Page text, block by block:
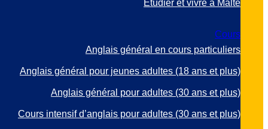
Étudier et vivre à Malte
Cours
Anglais général en cours particuliers
Anglais général pour jeunes adultes (18 ans et plus)
Anglais général pour adultes (30 ans et plus)
Cours intensif d’anglais pour adultes (30 ans et plus)